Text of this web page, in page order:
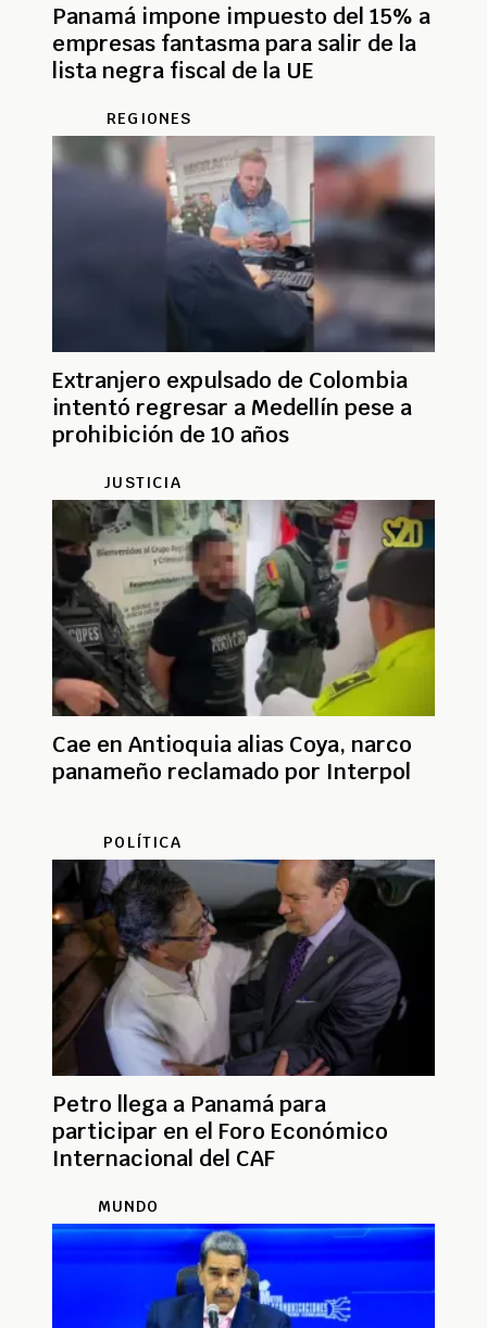
Panamá impone impuesto del 15% a
empresas fantasma para salir de la
lista negra fiscal de la UE
REGIONES
Extranjero expulsado de Colombia
intentó regresar a Medellín pese a
prohibición de 10 años
JUSTICIA
Cae en Antioquia alias Coya, narco
panameño reclamado por Interpol
POLÍTICA
Petro llega a Panamá para
participar en el Foro Económico
Internacional del CAF
MUNDO